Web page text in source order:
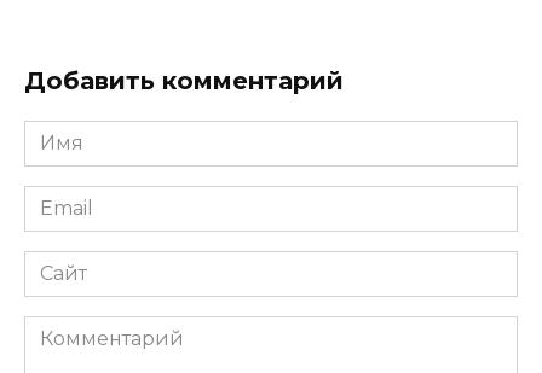
Добавить комментарий
Имя
*
Email
*
Сайт
Комментарий